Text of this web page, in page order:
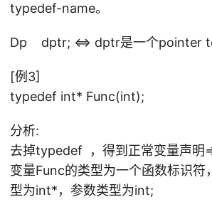
typedef-name。
Dp dptr; <=> dptr是一个pointer
[例3]
typedef int* Func(int);
分析:
去掉typedef ，得到正常变量声明
变量Func的类型为一个函数标识符
型为int*，参数类型为int;